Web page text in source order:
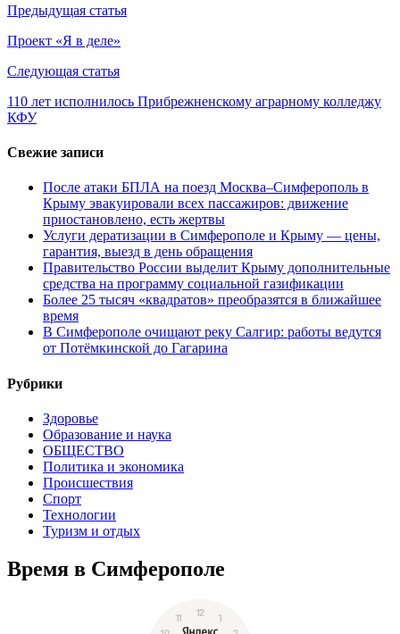
Навигация
по
записям
Предыдущая статья
Проект «Я в деле»
Следующая статья
110 лет исполнилось Прибрежненскому аграрному колледжу
КФУ
Свежие записи
После атаки БПЛА на поезд Москва–Симферополь в
Крыму эвакуировали всех пассажиров: движение
приостановлено, есть жертвы
Услуги дератизации в Симферополе и Крыму — цены,
гарантия, выезд в день обращения
Правительство России выделит Крыму дополнительные
средства на программу социальной газификации
Более 25 тысяч «квадратов» преобразятся в ближайшее
время
В Симферополе очищают реку Салгир: работы ведутся
от Потёмкинской до Гагарина
Рубрики
Здоровье
Образование и наука
ОБЩЕСТВО
Политика и экономика
Происшествия
Спорт
Технологии
Туризм и отдых
Время в Симферополе